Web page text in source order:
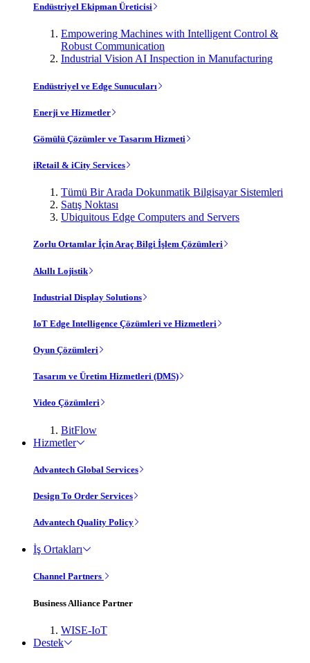
Endüstriyel Ekipman Üreticisi
Empowering Machines with Intelligent Control &
Robust Communication
Industrial Vision AI Inspection in Manufacturing
Endüstriyel ve Edge Sunucuları
Enerji ve Hizmetler
Gömülü Çözümler ve Tasarım Hizmeti
iRetail & iCity Services
Tümü Bir Arada Dokunmatik Bilgisayar Sistemleri
Satış Noktası
Ubiquitous Edge Computers and Servers
Zorlu Ortamlar İçin Araç Bilgi İşlem Çözümleri
Akıllı Lojistik
Industrial Display Solutions
IoT Edge Intelligence Çözümleri ve Hizmetleri
Oyun Çözümleri
Tasarım ve Üretim Hizmetleri (DMS)
Video Çözümleri
BitFlow
Hizmetler
Advantech Global Services
Design To Order Services
Advantech Quality Policy
İş Ortakları
Channel Partners
Business Alliance Partner
WISE-IoT
Destek